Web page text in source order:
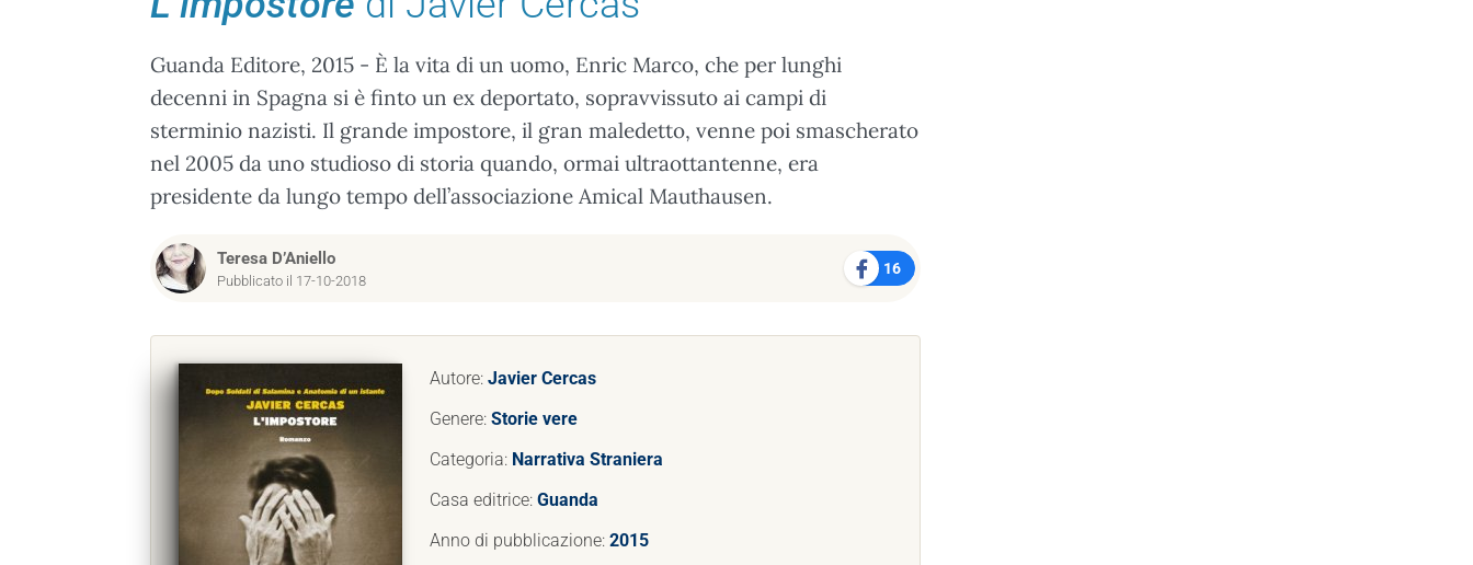
Guanda Editore, 2015 - È la vita di un uomo, Enric Marco, che per lunghi
decenni in Spagna si è finto un ex deportato, sopravvissuto ai campi di
sterminio nazisti. Il grande impostore, il gran maledetto, venne poi smascherato
nel 2005 da uno studioso di storia quando, ormai ultraottantenne, era
presidente da lungo tempo dell’associazione Amical Mauthausen.
Teresa D’Aniello
Pubblicato il 17-10-2018
16
Autore: Javier Cercas
Genere: Storie vere
Categoria: Narrativa Straniera
Casa editrice: Guanda
Anno di pubblicazione: 2015